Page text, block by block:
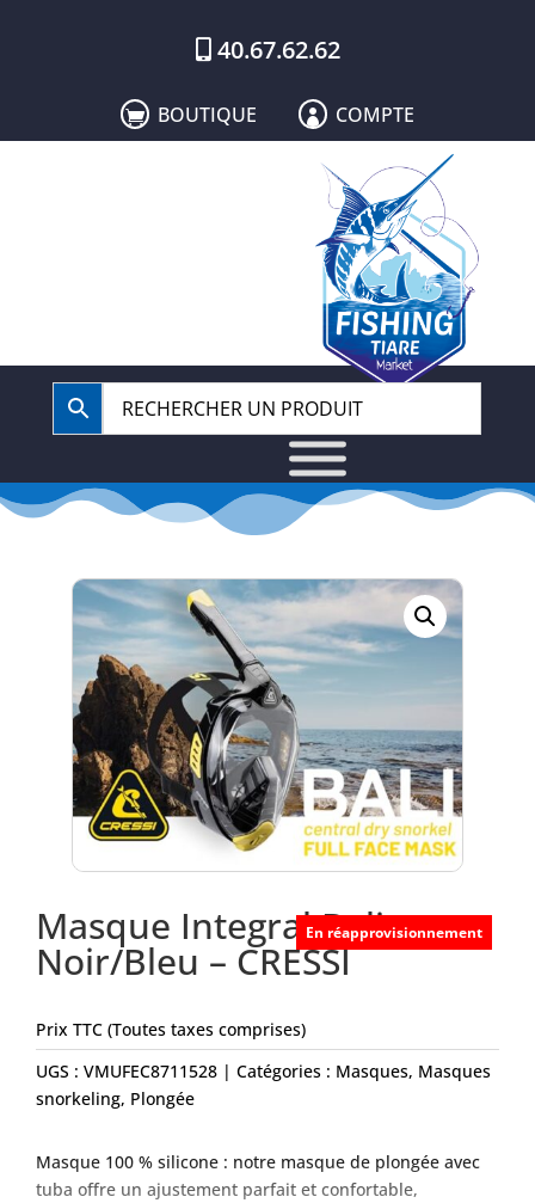
40.67.62.62
 BOUTIQUE  COMPTE
Masque Integral Bali
Noir/Bleu – CRESSI
En réapprovisionnement
Prix TTC (Toutes taxes comprises)
UGS :VMUFEC8711528 Catégories : Masques, Masques
snorkeling, Plongée
Masque 100 % silicone : notre masque de plongée avec
tuba offre un ajustement parfait et confortable,